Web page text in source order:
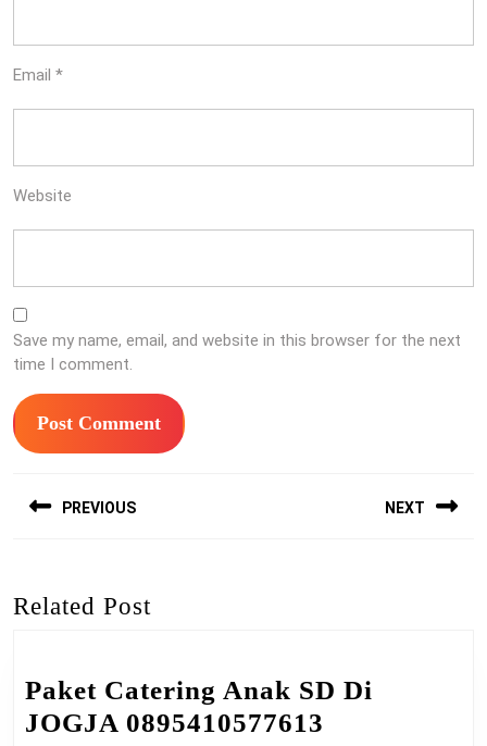
Email *
Website
Save my name, email, and website in this browser for the next
time I comment.
navigation
PREVIOUS NEXT
Related Post
Paket Catering Anak SD Di
JOGJA 0895410577613